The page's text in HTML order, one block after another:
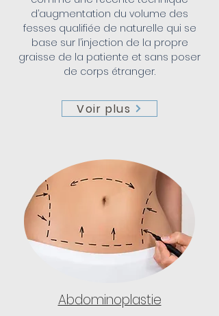
d’augmentation du volume des
fesses qualifiée de naturelle qui se
base sur l’injection de la propre
graisse de la patiente et sans poser
de corps étranger.
Voir plus
Abdominoplastie